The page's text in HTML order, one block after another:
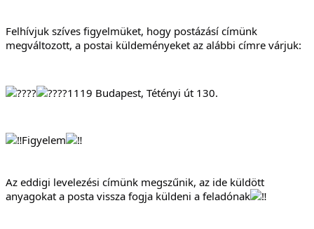
Felhívjuk szíves figyelmüket, hogy postázásí címünk
megváltozott, a postai küldeményeket az alábbi címre várjuk:
1119 Budapest, Tétényi út 130.
Figyelem
Az eddigi levelezési címünk megszűnik, az ide küldött
anyagokat a posta vissza fogja küldeni a feladónak